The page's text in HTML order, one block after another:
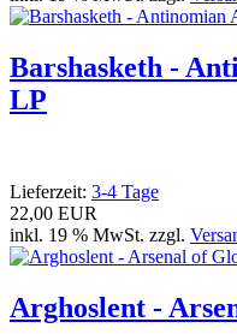
Barshasketh -
LP
Lieferzeit: 3-4 Tage
22,00 EUR
inkl. 19 % MwSt. zzgl.
Arghoslent -